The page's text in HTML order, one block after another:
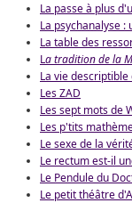
La passe à plus
La psychanalyse
La table des
La tradition de la
La vie
Les ZAD
Les sept mots de
Les p'tits
Le sexe de la
Le rectum est-il
Le Pendule du
Le petit théâtre